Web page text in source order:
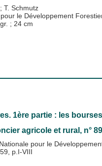
; T. Schmutz
le Développement
; 24 cm
1ère partie : les
agricole et rural , n°
pour le
p.I-VIII